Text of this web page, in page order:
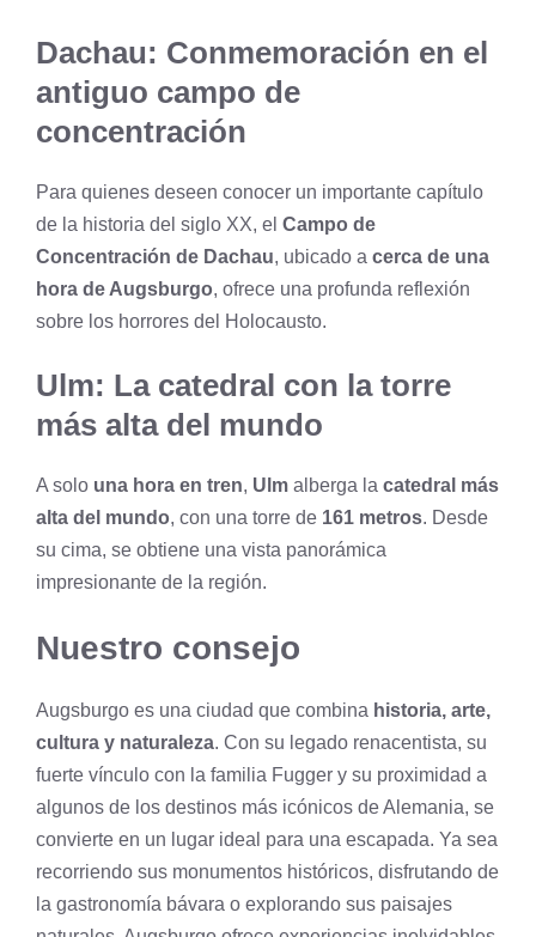
Dachau: Conmemoración en el
antiguo campo de
concentración
Para quienes deseen conocer un importante capítulo
de la historia del siglo XX, el Campo de
Concentración de Dachau, ubicado a cerca de una
hora de Augsburgo, ofrece una profunda reflexión
sobre los horrores del Holocausto.
Ulm: La catedral con la torre
más alta del mundo
A solo una hora en tren, Ulm alberga la catedral más
alta del mundo, con una torre de 161 metros. Desde
su cima, se obtiene una vista panorámica
impresionante de la región.
Nuestro consejo
Augsburgo es una ciudad que combina historia, arte,
cultura y naturaleza. Con su legado renacentista, su
fuerte vínculo con la familia Fugger y su proximidad a
algunos de los destinos más icónicos de Alemania, se
convierte en un lugar ideal para una escapada. Ya sea
recorriendo sus monumentos históricos, disfrutando de
la gastronomía bávara o explorando sus paisajes